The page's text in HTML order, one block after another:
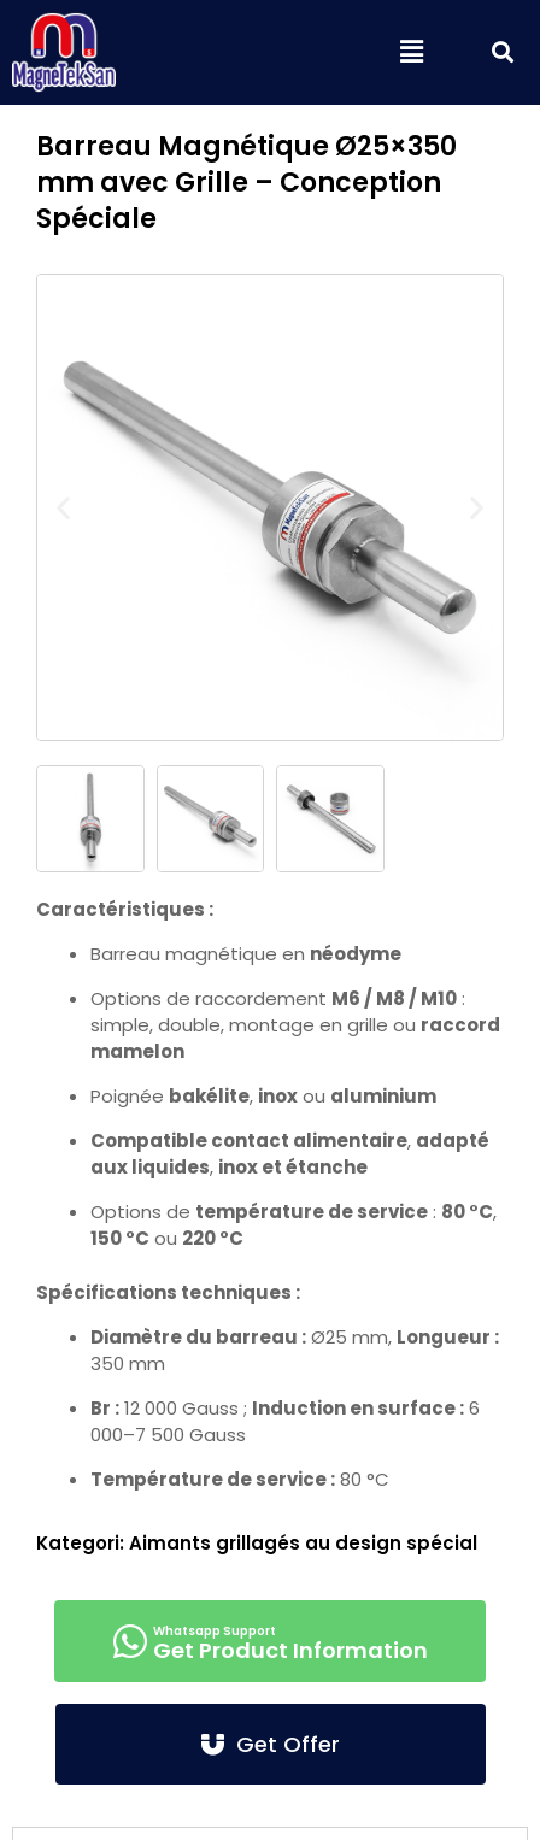
contenu
Menu
Barreau Magnétique Ø25×350
mm avec Grille – Conception
Spéciale
Caractéristiques :
Barreau magnétique en néodyme
Options de raccordement M6 / M8 / M10 :
simple, double, montage en grille ou raccord
mamelon
Poignée bakélite, inoxou aluminium
Compatible contact alimentaire, adapté
aux liquides, inox et étanche
Options de température de service : 80 °C,
150 °C ou 220 °C
Spécifications techniques :
Diamètre du barreau :Ø25 mm, Longueur :
350 mm
Br :12 000 Gauss ; Induction en surface :6
000–7 500 Gauss
Température de service :80 °C
Kategori:Aimants grillagés au design spécial
Get Product Information
Get Offer